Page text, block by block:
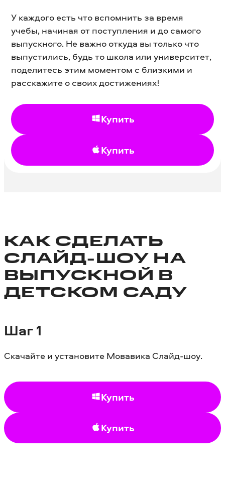
У каждого есть что вспомнить за время
учебы, начиная от поступления и до самого
выпускного. Не важно откуда вы только что
выпустились, будь то школа или университет,
поделитесь этим моментом с близкими и
расскажите о своих достижениях!
Купить
Купить
КАК СДЕЛАТЬ
СЛАЙД-ШОУ НА
ВЫПУСКНОЙ В
ДЕТСКОМ САДУ
Шаг 1
Скачайте и установите Мовавика Слайд-шоу.
Купить
Купить